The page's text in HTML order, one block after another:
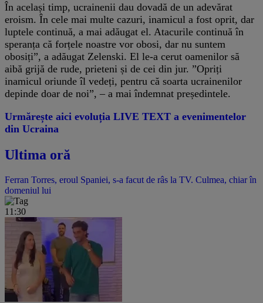
În același timp, ucrainenii dau dovadă de un adevărat
eroism. În cele mai multe cazuri, inamicul a fost oprit, dar
luptele continuă, a mai adăugat el. Atacurile continuă în
speranța că forțele noastre vor obosi, dar nu suntem
obosiți”, a adăugat Zelenski. El le-a cerut oamenilor să
aibă grijă de rude, prieteni și de cei din jur. ”Opriți
inamicul oriunde îl vedeți, pentru că soarta ucrainenilor
depinde doar de noi”, – a mai îndemnat președintele.
Urmărește aici evoluția LIVE TEXT a evenimentelor
din Ucraina
Ultima oră
Ferran Torres, eroul Spaniei, s-a facut de râs la TV. Culmea, chiar în
domeniul lui
11:30